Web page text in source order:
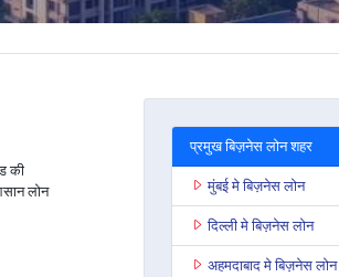
की
लोन
प्रमुख बिज़नेस लोन शहर
मुंबई मे बिज़नेस लोन
दिल्ली मे बिज़नेस लोन
अहमदाबाद मे बिज़नेस लोन